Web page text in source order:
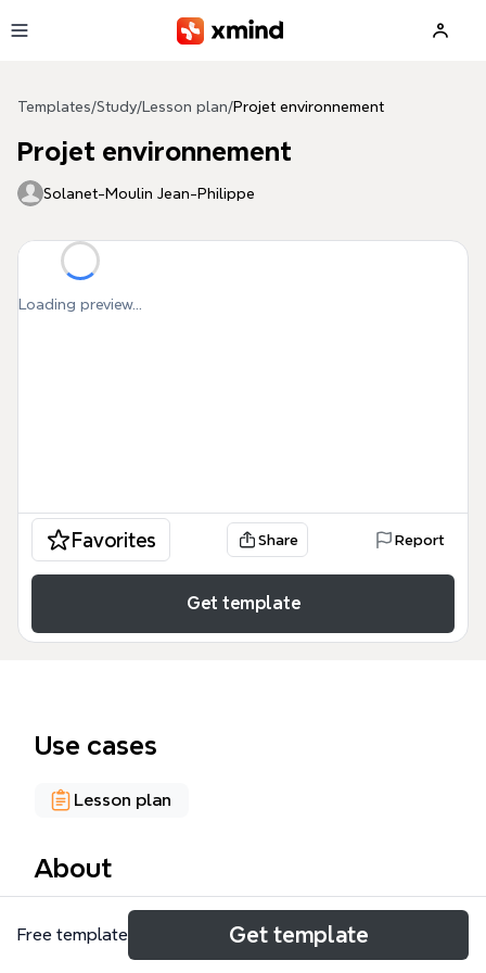
Templates/Study/ Lesson plan/Projet environnement
Projet environnement
Solanet-Moulin Jean-Philippe
Loading preview...
Favorites Share Report
Get template
Use cases
Lesson plan
About
Ce modèle de mind map « Projet environnement »
est conçu pour les enseignants et élèves du
Free template Get template